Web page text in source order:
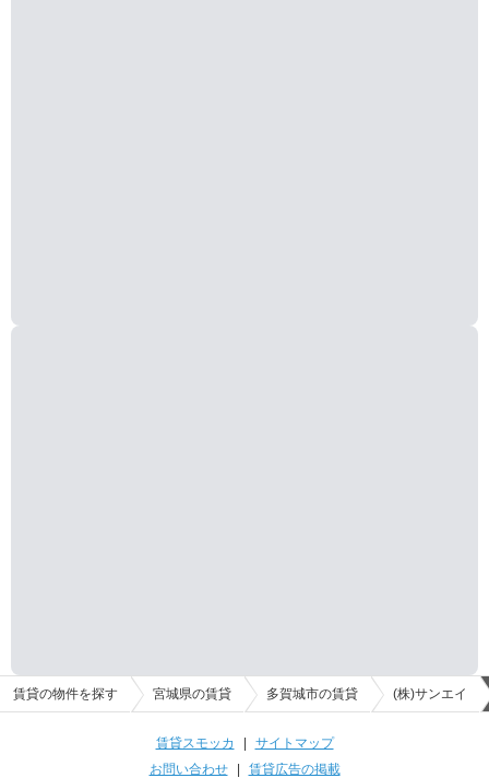
賃貸の物件を探す 宮城県の賃貸 多賀城市の賃貸 (株)サンエイ
賃貸スモッカ
サイトマップ
お問い合わせ| 賃貸広告の掲載